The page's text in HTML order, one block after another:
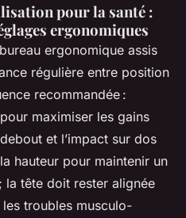
pour la santé :
ergonomiques
ergonomique assis
régulière entre position
recommandée :
maximiser les gains
et l’impact sur dos
hauteur pour maintenir un
la tête doit rester alignée
les troubles musculo-